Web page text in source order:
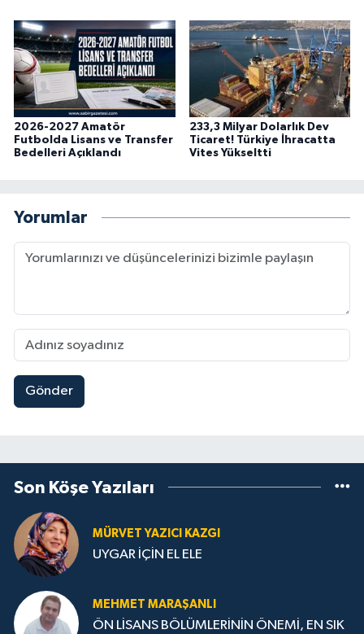
2026-2027 Amatör
Futbolda Lisans ve Transfer
Bedelleri Açıklandı
233,3 Milyar Dolarlık Dev
Ticaret! Türkiye İhracatta
Vites Yükseltti
Yorumlar
Gönder
Son Köşe Yazıları
MÜRVET YAZICI KAZGI
UYGAR İÇİN EL ELE
MEHMET MARAŞANLI
ÖN LİSANS BÖLÜMLERİNİN ÖNEMİ, EN SIK